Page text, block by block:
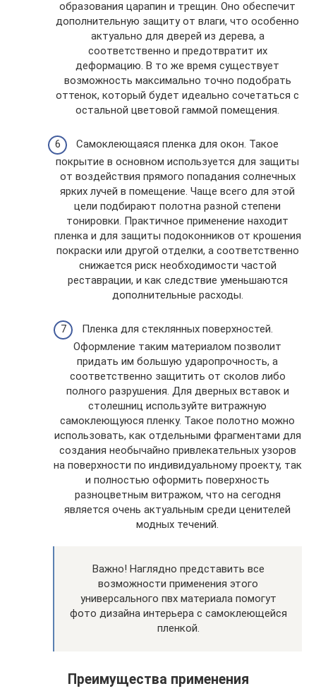
образования царапин и трещин. Оно обеспечит
дополнительную защиту от влаги, что особенно
актуально для дверей из дерева, а
соответственно и предотвратит их
деформацию. В то же время существует
возможность максимально точно подобрать
оттенок, который будет идеально сочетаться с
остальной цветовой гаммой помещения.
Самоклеющаяся пленка для окон. Такое
покрытие в основном используется для защиты
от воздействия прямого попадания солнечных
ярких лучей в помещение. Чаще всего для этой
цели подбирают полотна разной степени
тонировки. Практичное применение находит
пленка и для защиты подоконников от крошения
покраски или другой отделки, а соответственно
снижается риск необходимости частой
реставрации, и как следствие уменьшаются
дополнительные расходы.
Пленка для стеклянных поверхностей.
Оформление таким материалом позволит
придать им большую ударопрочность, а
соответственно защитить от сколов либо
полного разрушения. Для дверных вставок и
столешниц используйте витражную
самоклеющуюся пленку. Такое полотно можно
использовать, как отдельными фрагментами для
создания необычайно привлекательных узоров
на поверхности по индивидуальному проекту, так
и полностью оформить поверхность
разноцветным витражом, что на сегодня
является очень актуальным среди ценителей
модных течений.
Важно! Наглядно представить все
возможности применения этого
универсального пвх материала помогут
фото дизайна интерьера с самоклеющейся
пленкой.
Преимущества применения